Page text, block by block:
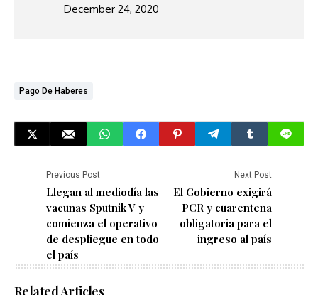
December 24, 2020
Pago De Haberes
Previous Post
Llegan al mediodía las
vacunas Sputnik V y
comienza el operativo
de despliegue en todo
el país
Next Post
El Gobierno exigirá
PCR y cuarentena
obligatoria para el
ingreso al país